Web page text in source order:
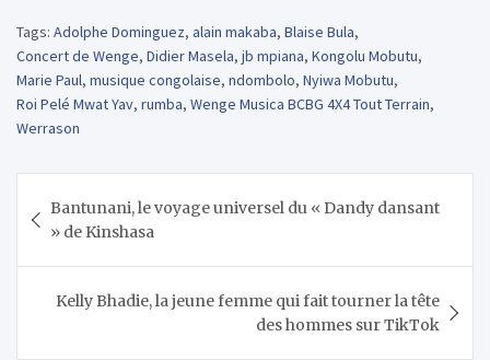
Tags: Adolphe Dominguez, alain makaba, Blaise Bula,
Concert de Wenge, Didier Masela, jb mpiana, Kongolu Mobutu,
Marie Paul, musique congolaise, ndombolo, Nyiwa Mobutu,
Roi Pelé Mwat Yav, rumba, Wenge Musica BCBG 4X4 Tout Terrain,
Werrason
de
l’article
Bantunani, le voyage universel du « Dandy dansant
» de Kinshasa
Kelly Bhadie, la jeune femme qui fait tourner la tête
des hommes sur TikTok